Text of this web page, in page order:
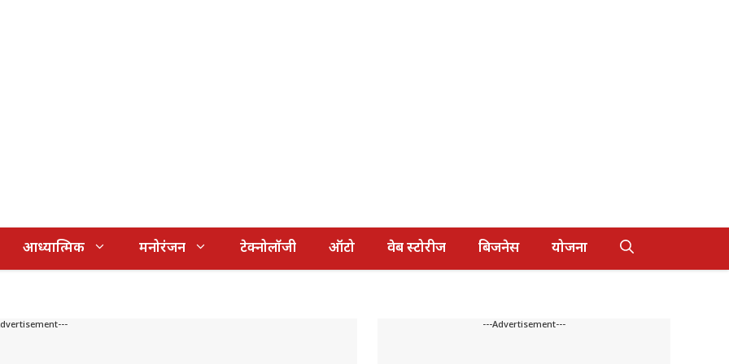
आध्यात्मिक मनोरंजन टेक्नोलॉजी ऑटो वेब स्टोरीज बिजनेस योजना
---Advertisement---